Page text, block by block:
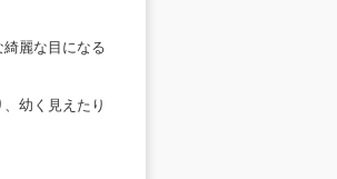
麗な目になる
幼く見えたり